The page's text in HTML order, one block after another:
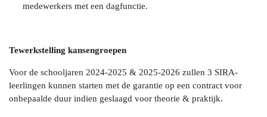
medewerkers met een dagfunctie.
Tewerkstelling kansengroepen
Voor de schooljaren 2024-2025 & 2025-2026 zullen 3 SIRA-
leerlingen kunnen starten met de garantie op een contract voor
onbepaalde duur indien geslaagd voor theorie & praktijk.